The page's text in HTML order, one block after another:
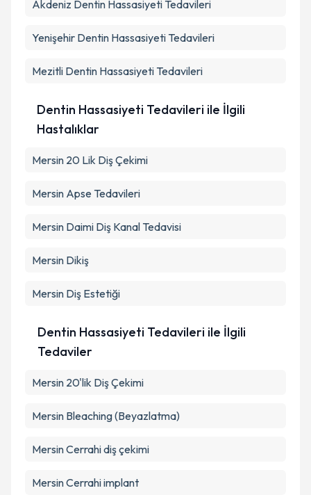
Metni'ni okudum ve kişisel verilerimin belirtilen
Akdeniz Dentin Hassasiyeti Tedavileri
Yenişehir Dentin Hassasiyeti Tedavileri
Mezitli Dentin Hassasiyeti Tedavileri
Dentin Hassasiyeti Tedavileri ile İlgili
Hastalıklar
Mersin 20 Lik Diş Çekimi
Mersin Apse Tedavileri
Mersin Daimi Diş Kanal Tedavisi
Mersin Dikiş
Mersin Diş Estetiği
Dentin Hassasiyeti Tedavileri ile İlgili
Tedaviler
Mersin 20'lik Diş Çekimi
Mersin Bleaching (Beyazlatma)
Mersin Cerrahi diş çekimi
Mersin Cerrahi implant